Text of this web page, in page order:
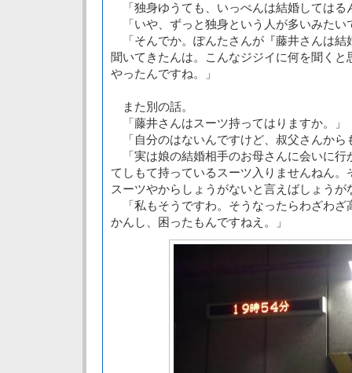
「独身ゆうても、いっぺんは結婚してはる
「いや、ずっと独身という人が多いみたい
「そんでか。ぽんたさんが『藤井さんは結
聞いてきたんは。こんなジジイに何を聞く
やったんですね。」
また別の話。
「藤井さんはスーツ持ってはりますか。」
「自分のはないんですけど、叔父さんから
「実は娘の結婚相手のお母さんに会いに行
てしもて持っているスーツ入りませんねん。
スーツやからしょうがないと言えばしょうが
「私もそうですわ。そうなったらわざわざ
かんし、困ったもんですねえ。」